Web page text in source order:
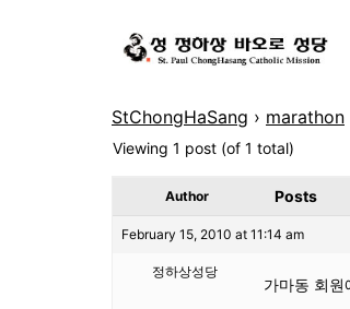
StChongHaSang › marathon
Viewing 1 post (of 1 total)
Author Posts
February 15, 2010 at 11:14 am
정하상성당
가마동 회원